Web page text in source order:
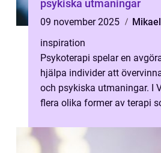
psykiska utmaningar
09 november 2025
inspiration
Psykoterapi spelar en
hjälpa individer att
och psykiska utmaningar. I
flera olika former av terapi